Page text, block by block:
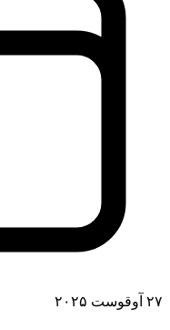
۲۷ آوقوست ۲۰۲۵